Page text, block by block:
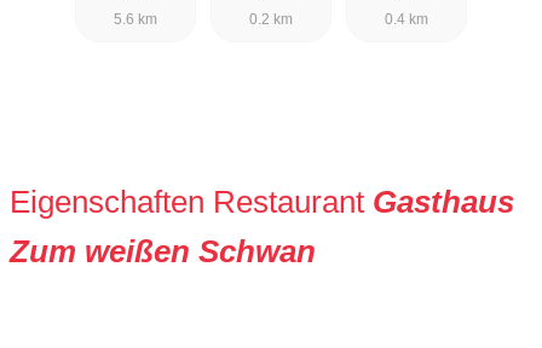
5.6 km
0.2 km
0.4 km
Eigenschaften Restaurant Gasthaus
Zum weißen Schwan